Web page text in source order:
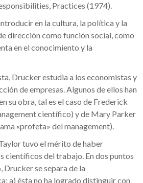
Practices (1974).
en la cultura, la política y la
dirección como función social, como
en el conocimiento y la
Drucker estudia a los economistas y
de empresas. Algunos de ellos han
su obra, tal es el caso de Frederick
científico) y de Mary Parker
«profeta» del management).
tuvo el mérito de haber
científicos del trabajo. En dos puntos
se separa de la
a) ésta no ha logrado distinguir con